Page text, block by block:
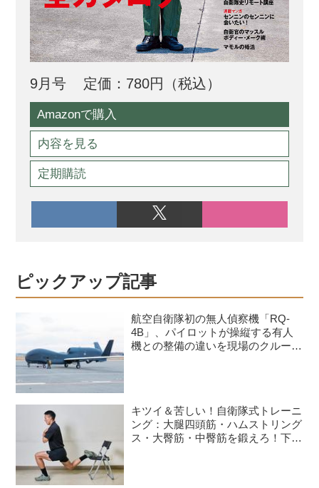
9月号 定価：780円（税込）
Amazonで購入
内容を見る
定期購読
ピックアップ記事
航空自衛隊初の無人偵察機「RQ-
4B」、パイロットが操縦する有人
機との整備の違いを現場のクルーが
キツイ＆苦しい！自衛隊式トレーニ
ング：大腿四頭筋・ハムストリング
ス・大臀筋・中臀筋を鍛えろ！下半